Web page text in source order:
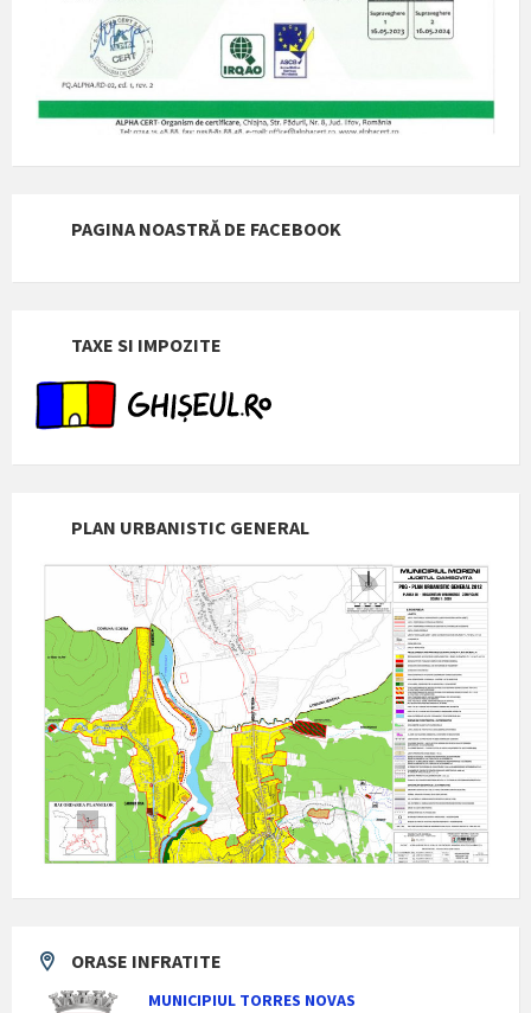
PAGINA NOASTRĂ DE FACEBOOK
TAXE SI IMPOZITE
PLAN URBANISTIC GENERAL
ORASE INFRATITE
MUNICIPIUL TORRES NOVAS